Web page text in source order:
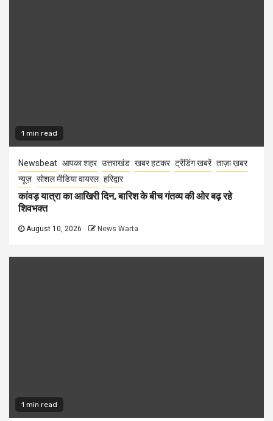
1 min read
Newsbeat आपका शहर उत्तराखंड खबर हटकर ट्रेंडिंग खबरें ताज़ा ख़बर
न्यूज़ सोशल मीडिया वायरल हरिद्वार
कांवड़ यात्रा का आखिरी दिन, बारिश के बीच गंतव्य की ओर बढ़ रहे
शिवभक्त
August 10, 2026 News Warta
1 min read